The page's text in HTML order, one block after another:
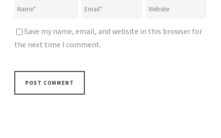
Save my name, email, and website in this browser for
the next time I comment.